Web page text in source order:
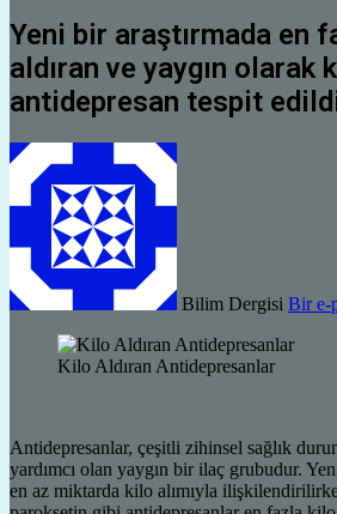
Yeni bir araştırmada en
aldıran ve yaygın olarak
antidepresan tespit
Bilim Dergisi Bir e-
Kilo Aldıran Antidepresanlar
Antidepresanlar, çeşitli zihinsel sağlık
yardımcı olan yaygın bir ilaç grubudur.
en az miktarda kilo alımıyla